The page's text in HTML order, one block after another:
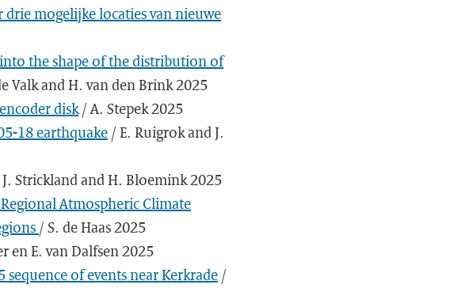
drie mogelijke locaties van nieuwe
the shape of the distribution of
Valk and H. van den Brink 2025
disk/ A. Stepek 2025
18 earthquake / E. Ruigrok and J.
Strickland and H. Bloemink 2025
Atmospheric Climate
/ S. de Haas 2025
en E. van Dalfsen 2025
of events near Kerkrade /